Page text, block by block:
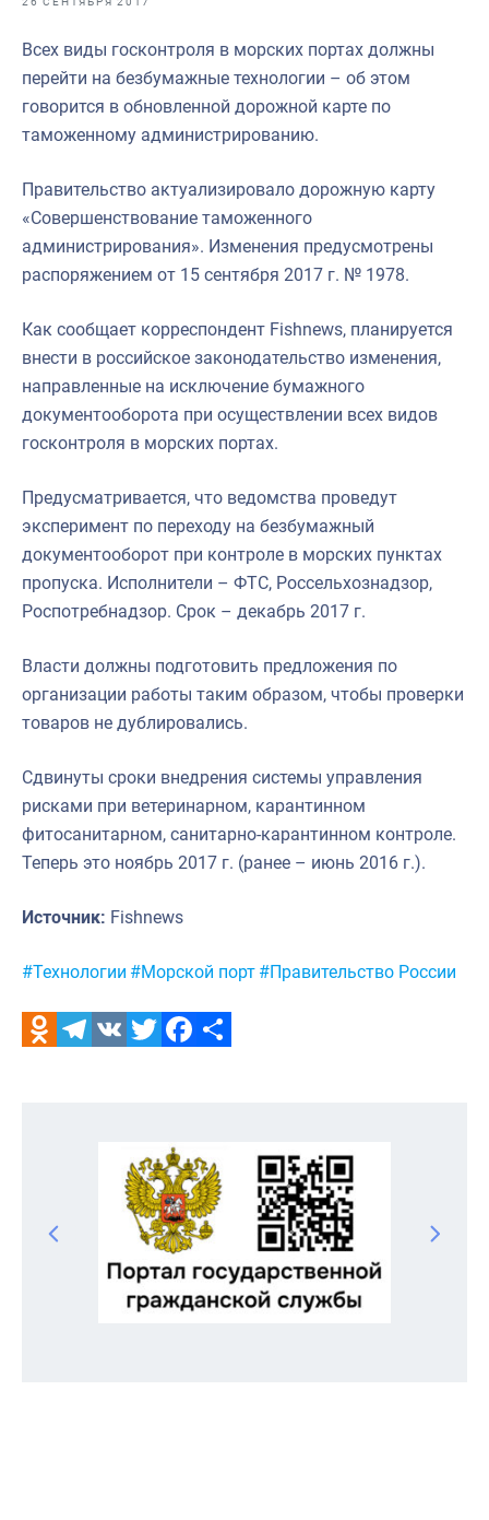
Выставки и конференции
Научно-практическая литература
Рыбоохрана России
Инфографика
Всех виды госконтроля в морских портах должны
перейти на безбумажные технологии – об этом
говорится в обновленной дорожной карте по
таможенному администрированию.
Правительство актуализировало дорожную карту
«Совершенствование таможенного
администрирования». Изменения предусмотрены
распоряжением от 15 сентября 2017 г. № 1978.
Как сообщает корреспондент Fishnews, планируется
внести в российское законодательство изменения,
направленные на исключение бумажного
документооборота при осуществлении всех видов
госконтроля в морских портах.
Предусматривается, что ведомства проведут
эксперимент по переходу на безбумажный
документооборот при контроле в морских пунктах
пропуска. Исполнители – ФТС, Россельхознадзор,
Роспотребнадзор. Срок – декабрь 2017 г.
Власти должны подготовить предложения по
организации работы таким образом, чтобы проверки
товаров не дублировались.
Сдвинуты сроки внедрения системы управления
рисками при ветеринарном, карантинном
фитосанитарном, санитарно-карантинном контроле.
Теперь это ноябрь 2017 г. (ранее – июнь 2016 г.).
Источник: Fishnews
Метки:
#Технологии #Морской порт #Правительство России